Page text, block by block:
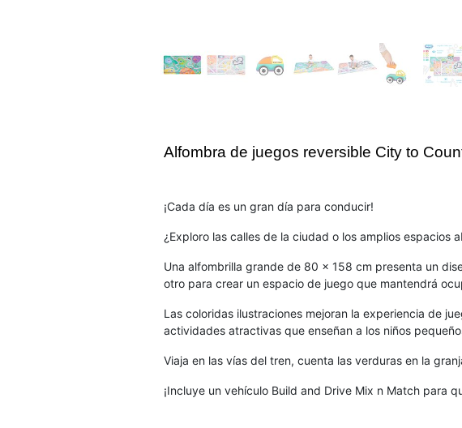
Alfombra de juegos reversible City to
¡Cada día es un gran día para conducir!
¿Exploro las calles de la ciudad o los amplios espacios
Una alfombrilla grande de 80 x 158 cm presenta un
otro para crear un espacio de juego que mantendrá
Las coloridas ilustraciones mejoran la experiencia de
actividades atractivas que enseñan a los niños
Viaja en las vías del tren, cuenta las verduras en la
¡Incluye un vehículo Build and Drive Mix n Match para